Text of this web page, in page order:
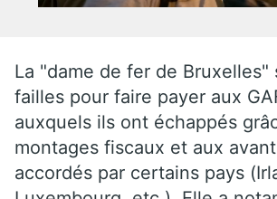
La "dame de fer de Bruxelles"
failles pour faire payer aux
auxquels ils ont échappés
montages fiscaux et aux
accordés par certains pays